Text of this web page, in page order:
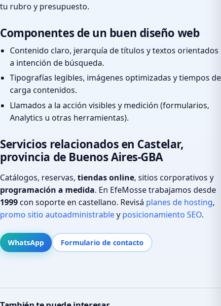
tu rubro y presupuesto.
Componentes de un buen diseño web
Contenido claro, jerarquía de títulos y textos orientados
a intención de búsqueda.
Tipografías legibles, imágenes optimizadas y tiempos de
carga contenidos.
Llamados a la acción visibles y medición (formularios,
Analytics u otras herramientas).
Servicios relacionados en Castelar,
provincia de Buenos Aires-GBA
Catálogos, reservas, tiendas online, sitios corporativos y
programación a medida. En EfeMosse trabajamos desde
1999con soporte en castellano. Revisá planes de hosting,
promo sitio autoadministrabley posicionamiento SEO.
WhatsApp Formulario de contacto